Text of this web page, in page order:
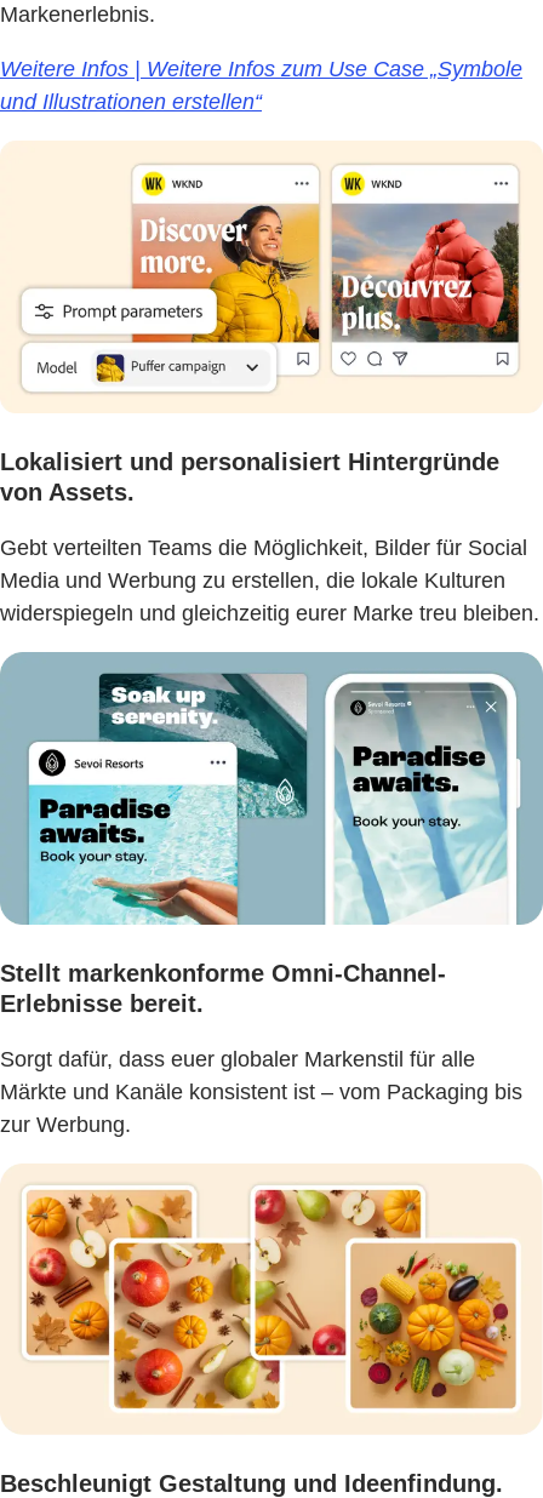
Markenerlebnis.
Weitere Infos | Weitere Infos zum Use Case „Symbole
und Illustrationen erstellen“
Lokalisiert und personalisiert Hintergründe
von Assets.
Gebt verteilten Teams die Möglichkeit, Bilder für Social
Media und Werbung zu erstellen, die lokale Kulturen
widerspiegeln und gleichzeitig eurer Marke treu bleiben.
Stellt markenkonforme Omni-Channel-
Erlebnisse bereit.
Sorgt dafür, dass euer globaler Markenstil für alle
Märkte und Kanäle konsistent ist – vom Packaging bis
zur Werbung.
Beschleunigt Gestaltung und Ideenfindung.